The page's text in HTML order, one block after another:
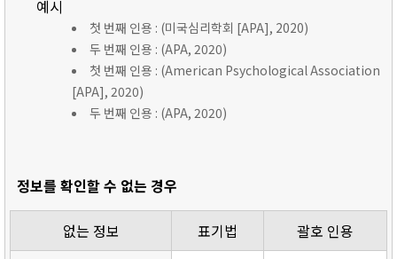
예시
첫 번째 인용 : (미국심리학회 [APA], 2020)
두 번째 인용 : (APA, 2020)
첫 번째 인용 : (American Psychological Association
[APA], 2020)
두 번째 인용 : (APA, 2020)
정보를 확인할 수 없는 경우
없는 정보 표기법 괄호 인용